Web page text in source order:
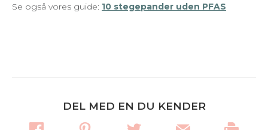
Se også vores guide: 10 stegepander uden PFAS
DEL MED EN DU KENDER